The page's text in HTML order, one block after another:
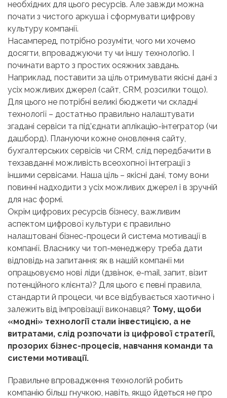
необхідних для цього ресурсів. Але завжди можна
почати з чистого аркуша і сформувати цифрову
культуру компанії.
Насамперед, потрібно розуміти, чого ми хочемо
досягти, впроваджуючи ту чи іншу технологію. І
починати варто з простих осяжних завдань.
Наприклад, поставити за ціль отримувати якісні дані з
усіх можливих джерел (сайт, CRM, розсилки тощо).
Для цього не потрібні великі бюджети чи складні
технології – достатньо правильно налаштувати
згадані сервіси та під’єднати аплікацію-інтегратор (чи
дашборд). Плануючи кожне оновлення сайту,
бухгалтерських сервісів чи CRM, слід передбачити в
техзавданні можливість всеохопної інтеграції з
іншими сервісами. Наша ціль – якісні дані, тому вони
повинні надходити з усіх можливих джерел і в зручній
для нас формі.
Окрім цифрових ресурсів бізнесу, важливим
аспектом цифрової культури є правильно
налаштовані бізнес-процеси й система мотивації в
компанії. Власнику чи топ-менеджеру треба дати
відповідь на запитання: як в нашій компанії ми
опрацьовуємо нові ліди (дзвінок, e-mail, запит, візит
потенційного клієнта)? Для цього є певні правила,
стандарти й процеси, чи все відбувається хаотично і
залежить від імпровізації виконавця? Тому, щоби
«модні» технології стали інвестицією, а не
витратами, слід розпочати із цифрової стратегії,
прозорих бізнес-процесів, навчання команди та
системи мотивації.
Правильне впровадження технологій робить
компанію більш гнучкою, навіть, якщо йдеться не про